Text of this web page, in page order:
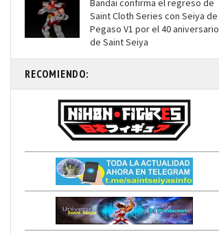
Bandai confirma el regreso de
Saint Cloth Series con Seiya de
Pegaso V1 por el 40 aniversario
de Saint Seiya
RECOMIENDO: